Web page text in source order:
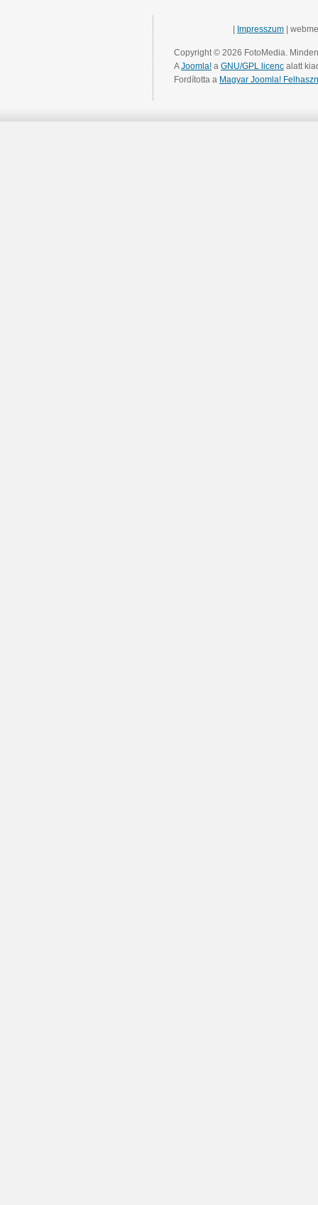
Impresszum |
Copyright © 2026 FotoMedia.
AJoomla! a GNU/GPL licenc alatt
Fordította a Magyar Joomla!